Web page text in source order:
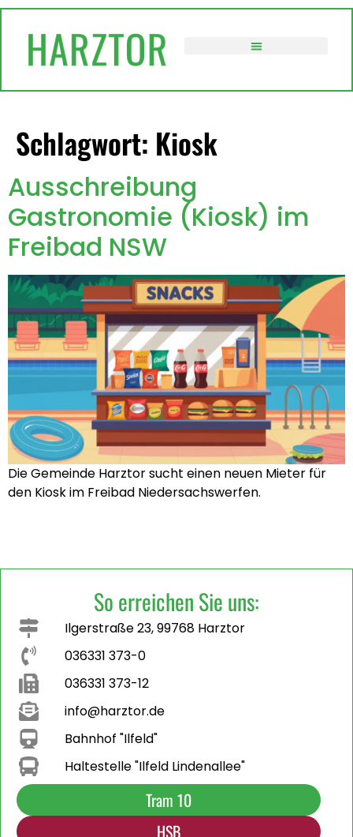
Schlagwort: Kiosk
Ausschreibung
Gastronomie (Kiosk) im
Freibad NSW
Die Gemeinde Harztor sucht einen neuen Mieter für
den Kiosk im Freibad Niedersachswerfen.
So erreichen Sie uns:
Ilgerstraße 23, 99768 Harztor
036331 373-0
036331 373-12
info@harztor.de
Bahnhof "Ilfeld"
Haltestelle "Ilfeld Lindenallee"
Tram 10
HSB